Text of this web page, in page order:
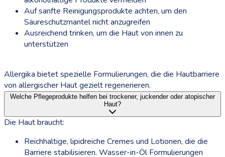
Auf sanfte Reinigungsprodukte achten, um den
Säureschutzmantel nicht anzugreifen
Ausreichend trinken, um die Haut von innen zu
unterstützen
Allergika bietet spezielle Formulierungen, die die Hautbarriere
von allergischer Haut gezielt regenerieren.
Welche Pflegeprodukte helfen bei trockener, juckender oder atopischer
Haut?
Die Haut braucht:
Reichhaltige, lipidreiche Cremes und Lotionen, die die
Barriere stabilisieren. Wasser-in-Öl Formulierungen